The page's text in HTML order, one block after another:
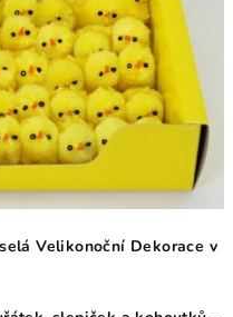
Velikonoční Dekorace v